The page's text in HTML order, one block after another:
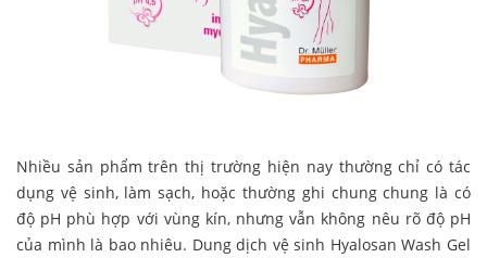
Nhiều sản phẩm trên thị trường hiện nay thường chỉ có tác
dụng vệ sinh, làm sạch, hoặc thường ghi chung chung là có
độ pH phù hợp với vùng kín, nhưng vẫn không nêu rõ độ pH
của mình là bao nhiêu. Dung dịch vệ sinh Hyalosan Wash Gel